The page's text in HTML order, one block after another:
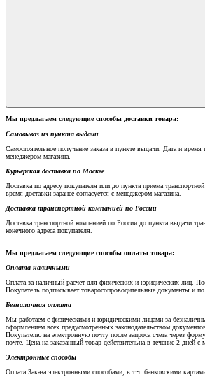
Мы предлагаем следующие способы доставки товара:
Самовывоз из пункта выдачи
Самостоятельное получение заказа в пункте выдачи. Дата и время
менеджером магазина.
Курьерская доставка по Москве
Доставка по адресу покупателя или до пункта приема
время доставки заранее согласуется с менеджером магазина.
Доставка транспортной компанией по России
Доставка транспортной компанией по России до пункта выдачи
конечного адреса покупателя.
Мы предлагаем следующие способы оплаты товара:
Оплата наличными
Оплата за наличный расчет для физических и юридических лиц.
Покупатель подписывает товаросопроводительные документы и
Безналичная оплата
Мы работаем с физическими и юридическими лицами за
оформлением всех предусмотренных законодательством
Покупателю на электронную почту после запроса счета через
почте. Цена на заказанный товар действительна в течение 2 дней с
Электронные способы
Оплата Заказа электронными способами, в т.ч. банковскими